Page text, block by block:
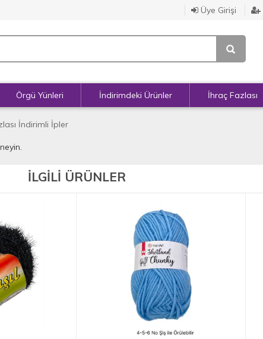
Üye Girişi
Örgü Yünleri İndirimdeki Ürünler İhraç Fazlası
İndirimli İpler
İLGİLİ ÜRÜNLER